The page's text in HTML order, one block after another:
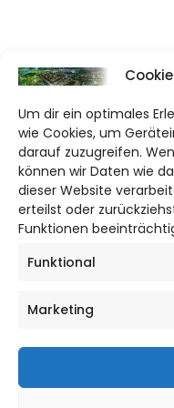
Um dir ein optimales
wie Cookies, um
darauf zuzugreifen.
können wir Daten wie
dieser Website
erteilst oder
Funktionen
Funktional
Marketing